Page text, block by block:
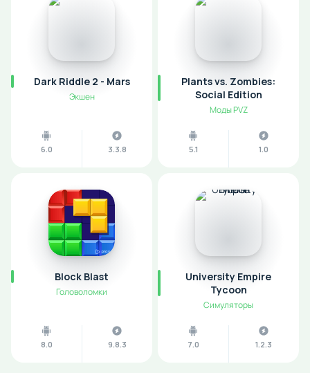
Dark Riddle 2 - Mars
Экшен
6.0 3.3.8
Plants vs. Zombies:
Social Edition
Моды PVZ
5.1 1.0
Block Blast
Головоломки
8.0 9.8.3
University Empire
Tycoon
Симуляторы
7.0 1.2.3